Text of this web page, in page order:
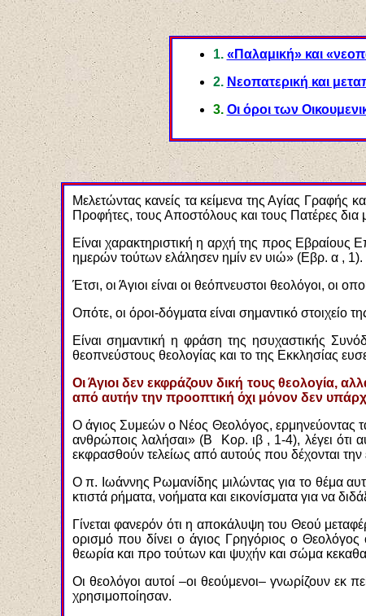
1. «Παλαμική» και
2. Νεοπατερική και
3. Οι όροι των
Μελετώντας κανείς τα κείμενα της Αγίας Γραφής
Προφήτες, τους Αποστόλους και τους Πατέρες
Είναι χαρακτηριστική η αρχή της προς
ημερών τούτων ελάλησεν ημίν εν υιώ» (Εβρ. α , 1).
Έτσι, οι Άγιοι είναι οι θεόπνευστοι θεολόγοι, οι
Οπότε, οι όροι-δόγματα είναι σημαντικό
Είναι σημαντική η φράση της ησυχαστικής
θεοπνεύστους θεολογίας και το της Εκκλησίας
Οι Άγιοι δεν εκφράζουν δική τους θεολογία,
από αυτήν την προοπτική όχι μόνον δεν
Ο άγιος Συμεών ο Νέος Θεολόγος, ερμηνεύοντας
ανθρώποις λαλήσαι» (Β Κορ. ιβ , 1-4), λέγει ότι
εκφρασθούν τελείως από αυτούς που δέχονται
Ο π. Ιωάννης Ρωμανίδης μιλώντας για το θέμα
κτιστά ρήματα, νοήματα και εικονίσματα για να
Γίνεται φανερόν ότι η αποκάλυψη του Θεού
ορισμό που δίνει ο άγιος Γρηγόριος ο
θεωρία και προ τούτων και ψυχήν και σώμα
Οι θεολόγοι αυτοί –οι θεούμενοι– γνωρίζουν εκ
χρησιμοποίησαν.